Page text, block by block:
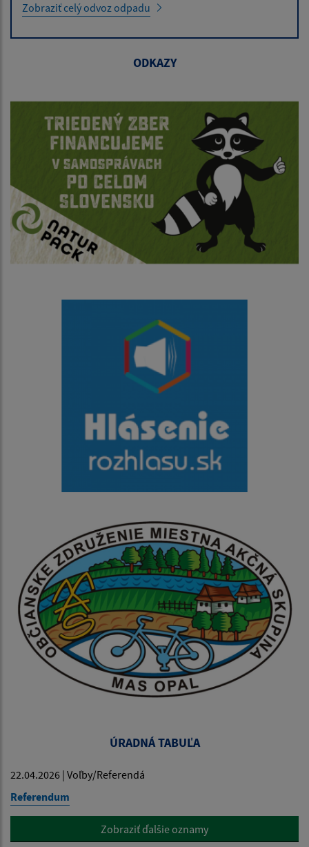
Zobraziť celý odvoz odpadu
ODKAZY
ÚRADNÁ TABUĽA
22.04.2026 | Voľby/Referendá
Referendum
Zobraziť ďalšie oznamy